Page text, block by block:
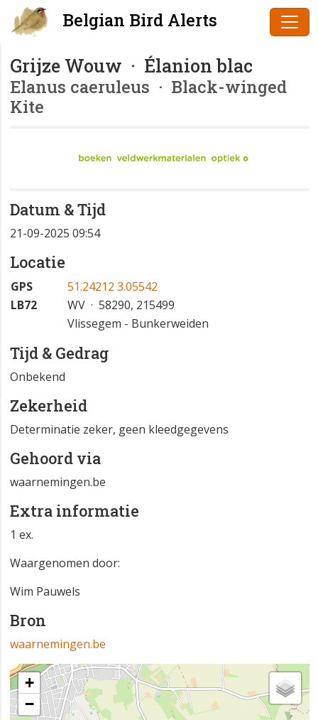
Belgian Bird Alerts
Grijze Wouw · Élanion blac
Elanus caeruleus · Black-winged
Kite
Datum & Tijd
21-09-2025 09:54
Locatie
GPS
51.24212 3.05542
LB72
WV · 58290, 215499
Vlissegem - Bunkerweiden
Tijd & Gedrag
Onbekend
Zekerheid
Determinatie zeker, geen kleedgegevens
Gehoord via
waarnemingen.be
Extra informatie
1 ex.
Waargenomen door:
Wim Pauwels
Bron
waarnemingen.be
+
−